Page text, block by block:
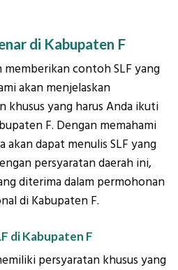
di Kabupaten F
memberikan contoh SLF yang
akan menjelaskan
khusus yang harus Anda ikuti
F. Dengan memahami
dapat menulis SLF yang
persyaratan daerah ini,
diterima dalam permohonan
di Kabupaten F.
di Kabupaten F
persyaratan khusus yang